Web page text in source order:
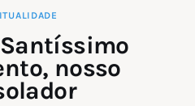
nosso